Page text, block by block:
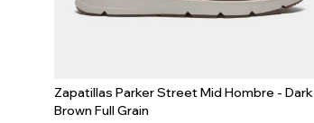
Zapatillas Parker Street Mid Hombre - Dark
Brown Full Grain